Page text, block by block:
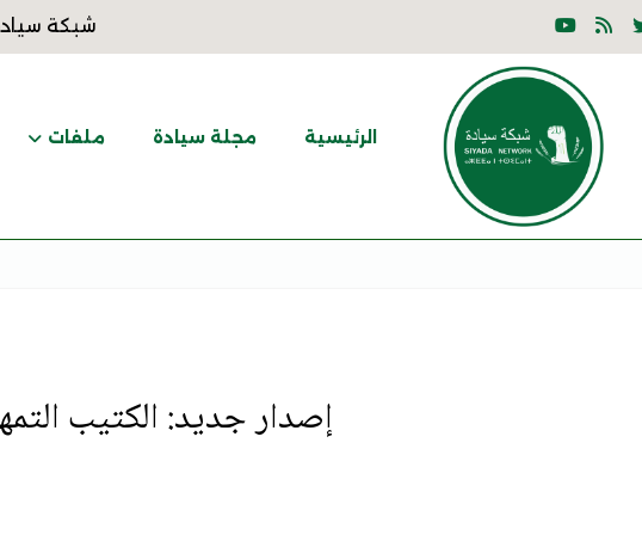
شبكة
الرئيسية مجلة سيادة ملفات
إصدار جديد: الكتيب